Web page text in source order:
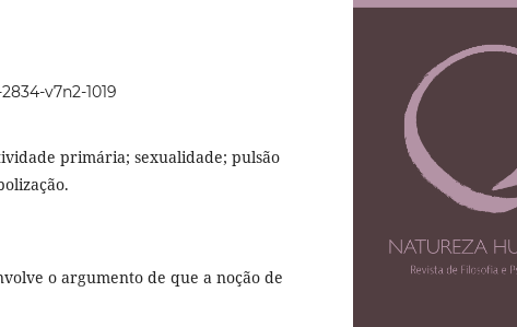
v7n2-1019
primária; sexualidade; pulsão
o argumento de que a noção de